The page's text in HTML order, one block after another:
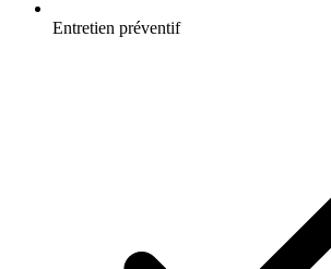
Entretien préventif